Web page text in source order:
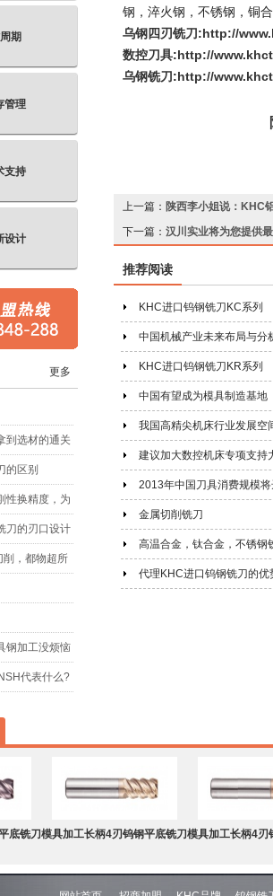
钢，淬火钢，不锈钢，铜
乌钢四刃铣刀:http://
数控刀具:http://
乌钢铣刀:http://
上一篇： 陕西李小姐说：KHC
下一篇： 汉川实业将为您提供
推荐阅读
KHC进口钨钢铣刀KC系列
中国机械产业未来布局与分
KHC进口钨钢铣刀KR系列
中国有望成为模具制造基地
我国高精尖机床行业发展空
建议加大数控机床专项支持
2013年中国刀具消费规模
金属切削铣刀
高温合金，钛合金，不锈钢
代理KHC进口钨钢铣刀的优
期
管理
支持
设计
更多
到选材的通关
的区别
换精度，为
刀的刃口设计
削，都物超所
钢加工没烦恼
代表什么?
底铣刀模具加工长柄4刃钨钢平底铣刀模具加工长柄4刃